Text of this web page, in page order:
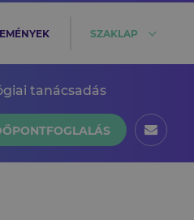
SZAKLAP
tanácsadás